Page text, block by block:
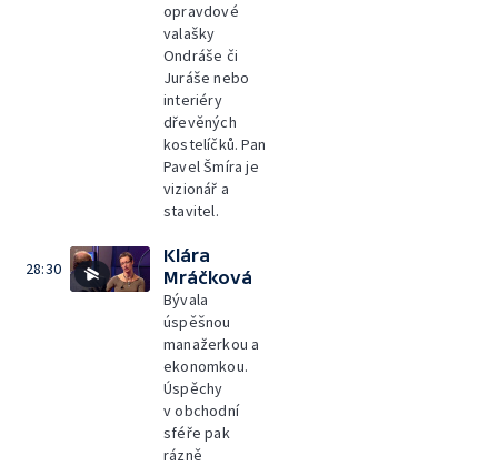
opravdové
valašky
Ondráše či
Juráše nebo
interiéry
dřevěných
kostelíčků. Pan
Pavel Šmíra je
vizionář a
stavitel.
28:30
Klára
Mráčková
Bývala
úspěšnou
manažerkou a
ekonomkou.
Úspěchy
v obchodní
sféře pak
rázně